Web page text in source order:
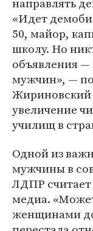
«Идет
50, майор,
школу. Но
объявления
мужчин», —
Жириновский
увеличение
училищ в
Одной из
мужчины в
ЛДПР считает
медиа.
женщинами